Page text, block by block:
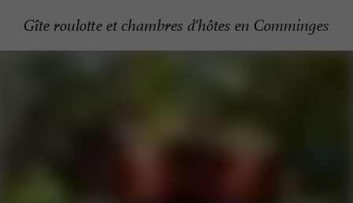
Gîte roulotte et chambres d'hôtes en Comminges